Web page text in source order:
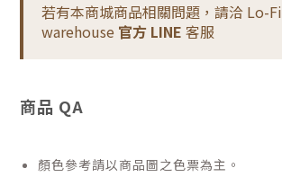
若有本商城商品相關問題，請洽 Lo-Fi
warehouse 官方 LINE 客服
商品 QA
顏色參考請以商品圖之色票為主。